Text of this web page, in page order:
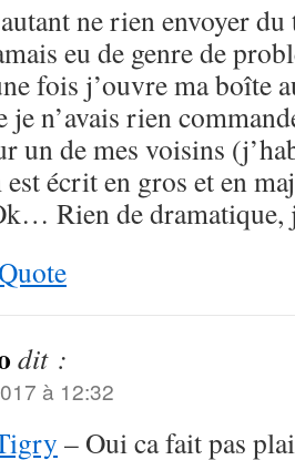
ne rien envoyer
eu de genre de
fois j’ouvre ma boîte
je n’avais rien
un de mes voisins
écrit en gros et en
Rien de dramatique,
dit :
à 12:32
– Oui ca fait pas